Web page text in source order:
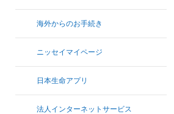
海外からのお手続き
ニッセイマイページ
日本生命アプリ
法人インターネットサービス